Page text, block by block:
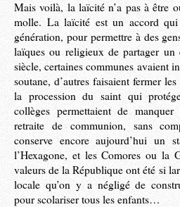
Mais voilà, la laïcité n’a pas à être
molle. La laïcité est un accord
génération, pour permettre à des
laïques ou religieux de partager
siècle, certaines communes avaient
soutane, d’autres faisaient fermer
la procession du saint qui
collèges permettaient de
retraite de communion, sans
conserve encore aujourd’hui un
l’Hexagone, et les Comores ou la
valeurs de la République ont été si
locale qu’on y a négligé de
pour scolariser tous les enfants…